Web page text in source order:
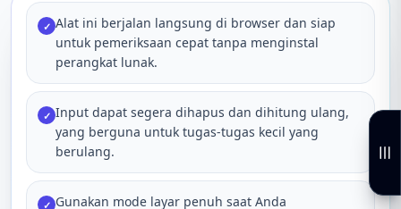
✓ Alat ini berjalan langsung di browser dan siap
untuk pemeriksaan cepat tanpa menginstal
perangkat lunak.
✓ Input dapat segera dihapus dan dihitung ulang,
yang berguna untuk tugas-tugas kecil yang
berulang.
✓ Gunakan mode layar penuh saat Anda